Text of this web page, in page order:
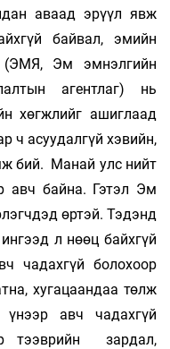
аваад эрүүл явж
байвал, эмийн
(ЭМЯ, Эм эмнэлгийн
агентлаг) нь
хөгжлийг ашиглаад
ч асуудалгүй хэвийн,
бий. Манай улс нийт
авч байна. Гэтэл Эм
өртэй. Тэдэнд
л нөөц байхгүй
чадахгүй болохоор
хугацаандаа төлж
үнээр авч чадахгүй
тээврийн зардал,